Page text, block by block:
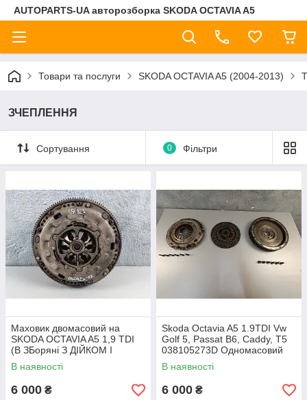
AUTOPARTS-UA авторозборка SKODA OCTAVIA A5
Товари та послуги SKODA OCTAVIA A5 (2004-2013)
ЗЧЕПЛЕННЯ
Сортування 0 Фільтри
Маховик двомасовий на
SKODA OCTAVIA A5 1,9 TDI
(В ЗБоряні З ДІЙКОМ І
КОРЗИНОЮ)
В наявності
6 000 ₴
Skoda Octavia A5 1.9TDI Vw
Golf 5, Passat B6, Caddy, T5
038105273D Одномасовий
маховик (Комплект)
В наявності
6 000 ₴